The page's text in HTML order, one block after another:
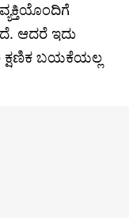
ಆದರೆ ಇದು
ಕ್ಷಣಿಕ ಬಯಕೆಯಲ್ಲ